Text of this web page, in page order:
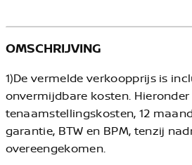
OMSCHRIJVING
1)De vermelde verkoopprijs is
onvermijdbare kosten.
tenaamstellingskosten, 12
garantie, BTW en BPM, tenzij
overeengekomen.